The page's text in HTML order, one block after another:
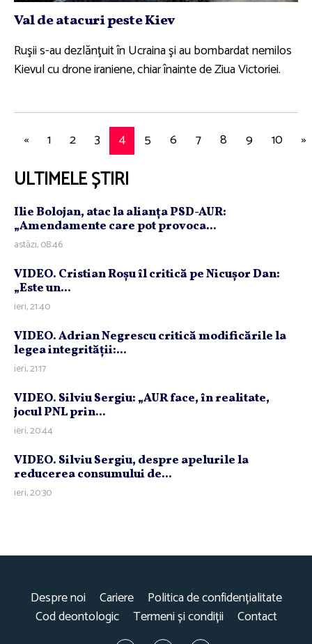
Val de atacuri peste Kiev
Ruşii s-au dezlănţuit în Ucraina şi au bombardat nemilos
Kievul cu drone iraniene, chiar înainte de Ziua Victoriei.
« 1 2 3 4 5 6 7 8 9 10 »
ULTIMELE ȘTIRI
Ilie Bolojan, atac la alianţa PSD-AUR:
„Amendamente care pot provoca...
astăzi, 08:46
VIDEO. Cristian Roşu îl critică pe Nicuşor Dan:
„Este un...
ieri, 21:40
VIDEO. Adrian Negrescu critică modificările la
legea integrităţii:...
ieri, 21:17
VIDEO. Silviu Sergiu: „AUR face, în realitate,
jocul PNL prin...
ieri, 20:44
VIDEO. Silviu Sergiu, despre apelurile la
reducerea consumului de...
ieri, 20:30
Despre noi Cariere
Politica de confidențialitate
Cod deontologic
Termeni și condiții Contact